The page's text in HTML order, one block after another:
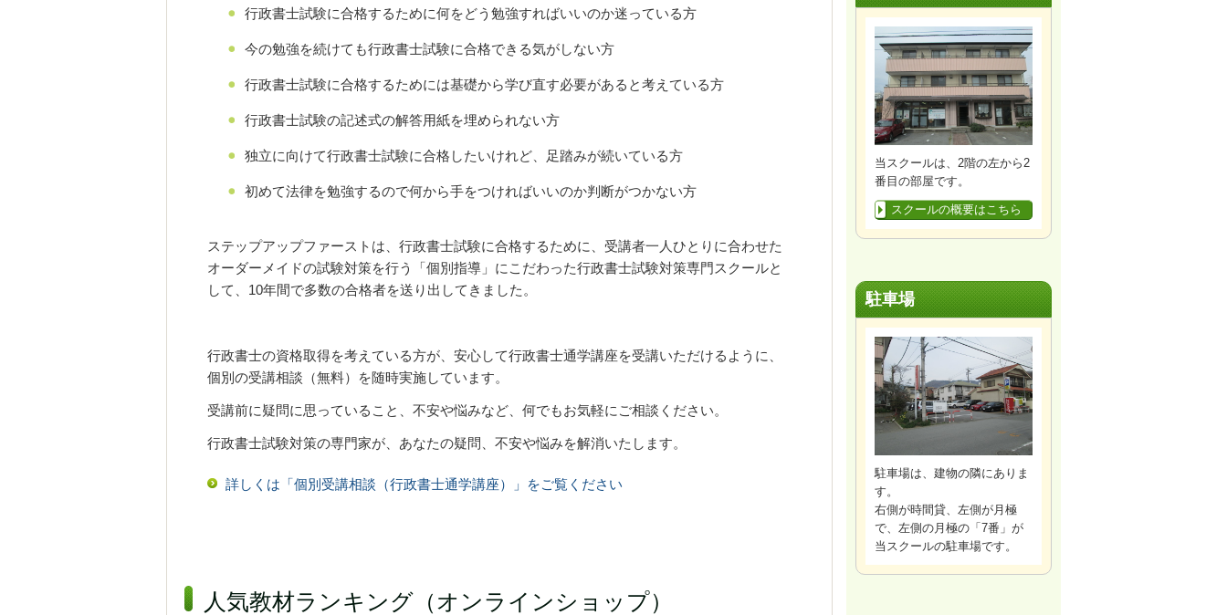
行政書士試験に合格するために何をどう勉強すればいいのか迷っている方
今の勉強を続けても行政書士試験に合格できる気がしない方
行政書士試験に合格するためには基礎から学び直す必要があると考えている方
行政書士試験の記述式の解答用紙を埋められない方
独立に向けて行政書士試験に合格したいけれど、足踏みが続いている方
初めて法律を勉強するので何から手をつければいいのか判断がつかない方
ステップアップファーストは、行政書士試験に合格するために、受講者一人ひとりに合わせた
オーダーメイドの試験対策を行う「個別指導」にこだわった行政書士試験対策専門スクールと
して、10年間で多数の合格者を送り出してきました。
行政書士の資格取得を考えている方が、安心して行政書士通学講座を受講いただけるように、
個別の受講相談（無料）を随時実施しています。
受講前に疑問に思っていること、不安や悩みなど、何でもお気軽にご相談ください。
行政書士試験対策の専門家が、あなたの疑問、不安や悩みを解消いたします。
詳しくは「個別受講相談（行政書士通学講座）」をご覧ください
人気教材ランキング（オンラインショップ）
当スクールは、2階の左から2
番目の部屋です。
スクールの概要はこちら
駐車場
駐車場は、建物の隣にありま
す。
右側が時間貸、左側が月極
で、左側の月極の「7番」が
当スクールの駐車場です。